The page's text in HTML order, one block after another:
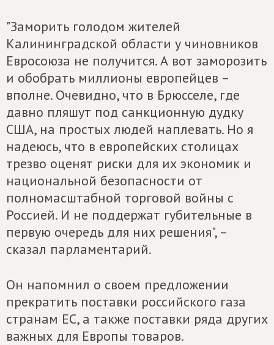
"Заморить голодом жителей
Калининградской области у чиновников
Евросоюза не получится. А вот заморозить
и обобрать миллионы европейцев –
вполне. Очевидно, что в Брюсселе, где
давно пляшут под санкционную дудку
США, на простых людей наплевать. Но я
надеюсь, что в европейских столицах
трезво оценят риски для их экономик и
национальной безопасности от
полномасштабной торговой войны с
Россией. И не поддержат губительные в
первую очередь для них решения", –
сказал парламентарий.
Он напомнил о своем предложении
прекратить поставки российского газа
странам ЕС, а также поставки ряда других
важных для Европы товаров.